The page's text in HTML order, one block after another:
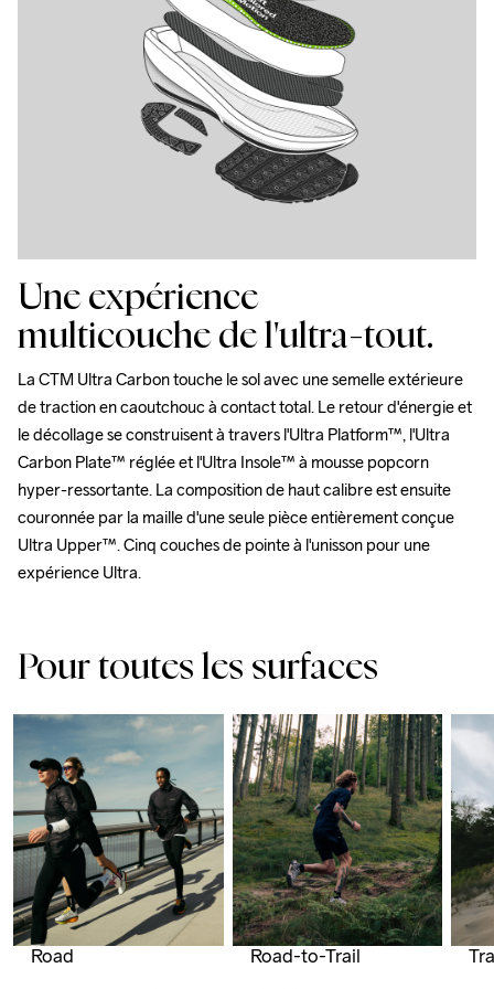
Une expérience
multicouche de l'ultra-tout.
La CTM Ultra Carbon touche le sol avec une semelle extérieure
de traction en caoutchouc à contact total. Le retour d'énergie et
le décollage se construisent à travers l'Ultra Platform™, l'Ultra
Carbon Plate™ réglée et l'Ultra Insole™ à mousse popcorn
hyper-ressortante. La composition de haut calibre est ensuite
couronnée par la maille d'une seule pièce entièrement conçue
Ultra Upper™. Cinq couches de pointe à l'unisson pour une
expérience Ultra.
Pour toutes les surfaces
Road Road-to-Trail